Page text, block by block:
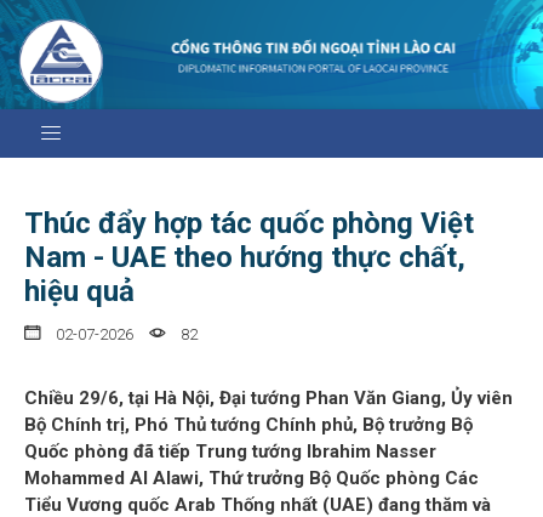
Thúc đẩy hợp tác quốc phòng Việt
Nam - UAE theo hướng thực chất,
hiệu quả
02-07-2026 82
Chiều 29/6, tại Hà Nội, Đại tướng Phan Văn Giang, Ủy viên
Bộ Chính trị, Phó Thủ tướng Chính phủ, Bộ trưởng Bộ
Quốc phòng đã tiếp Trung tướng Ibrahim Nasser
Mohammed Al Alawi, Thứ trưởng Bộ Quốc phòng Các
Tiểu Vương quốc Arab Thống nhất (UAE) đang thăm và